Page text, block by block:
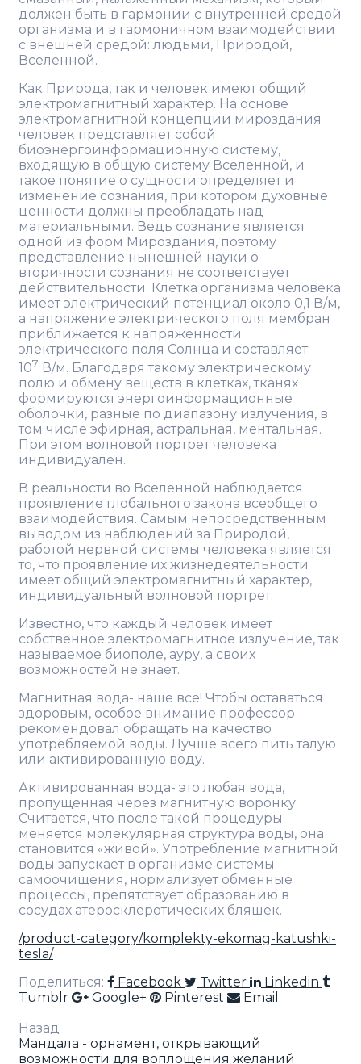
должен быть в гармонии с внутренней средой
организма и в гармоничном взаимодействии
с внешней средой: людьми, Природой,
Вселенной.
Как Природа, так и человек имеют общий
электромагнитный характер. На основе
электромагнитной концепции мироздания
человек представляет собой
биоэнергоинформационную систему,
входящую в общую систему Вселенной, и
такое понятие о сущности определяет и
изменение сознания, при котором духовные
ценности должны преобладать над
материальными. Ведь сознание является
одной из форм Мироздания, поэтому
представление нынешней науки о
вторичности сознания не соответствует
действительности. Клетка организма человека
имеет электрический потенциал около 0,1 В/м,
а напряжение электрического поля мембран
приближается к напряженности
электрического поля Солнца и составляет
107 В/м. Благодаря такому электрическому
полю и обмену веществ в клетках, тканях
формируются энергоинформационные
оболочки, разные по диапазону излучения, в
том числе эфирная, астральная, ментальная.
При этом волновой портрет человека
индивидуален.
В реальности во Вселенной наблюдается
проявление глобального закона всеобщего
взаимодействия. Самым непосредственным
выводом из наблюдений за Природой,
работой нервной системы человека является
то, что проявление их жизнедеятельности
имеет общий электромагнитный характер,
индивидуальный волновой портрет.
Известно, что каждый человек имеет
собственное электромагнитное излучение, так
называемое биополе, ауру, а своих
возможностей не знает.
Магнитная вода- наше всё! Чтобы оставаться
здоровым, особое внимание профессор
рекомендовал обращать на качество
употребляемой воды. Лучше всего пить талую
или активированную воду.
Активированная вода- это любая вода,
пропущенная через магнитную воронку.
Считается, что после такой процедуры
меняется молекулярная структура воды, она
становится «живой». Употребление магнитной
воды запускает в организме системы
самоочищения, нормализует обменные
процессы, препятствует образованию в
сосудах атеросклеротических бляшек.
/product-category/komplekty-ekomag-katushki-
tesla/
Поделиться:
Facebook Twitter
Linkedin
Tumblr
Google+ Pinterest
Email
Назад
Мандала - орнамент, открывающий
возможности для воплощения желаний